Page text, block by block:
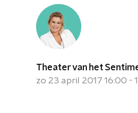
Theater van het
zo 23 april 2017 16:00 -